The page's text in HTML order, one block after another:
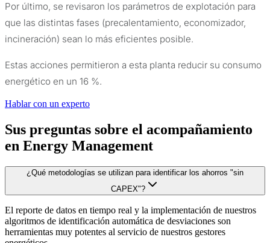
Por último, se revisaron los parámetros de explotación para
que las distintas fases (precalentamiento, economizador,
incineración) sean lo más eficientes posible.
Estas acciones permitieron a esta planta reducir su consumo
energético en un 16 %.
Hablar con un experto
Sus preguntas sobre el acompañamiento
en Energy Management
¿Qué metodologías se utilizan para identificar los ahorros "sin
CAPEX"?
El reporte de datos en tiempo real y la implementación de nuestros
algoritmos de identificación automática de desviaciones son
herramientas muy potentes al servicio de nuestros gestores